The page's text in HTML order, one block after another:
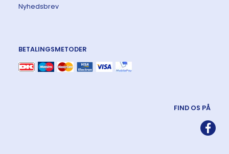
Nyhedsbrev
BETALINGSMETODER
FIND OS PÅ